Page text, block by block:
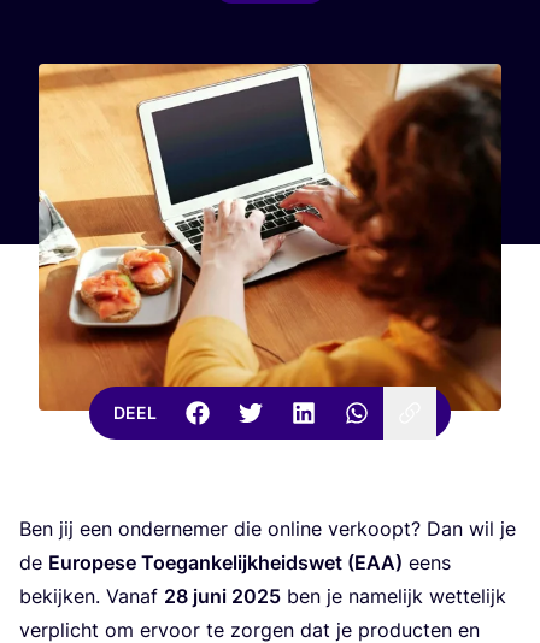
DEEL
Ben jij een onder­ne­mer die onli­ne ver­koopt? Dan wil je
de Euro­pe­se Toe­gan­ke­lijk­heids­wet (EAA) eens
bekij­ken. Van­af 28 juni 2025 ben je name­lijk wet­te­lijk
ver­plicht om ervoor te zor­gen dat je pro­duc­ten en